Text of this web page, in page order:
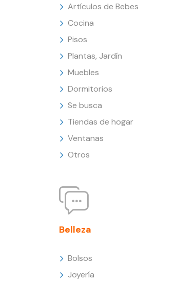
Artículos de Bebes
Cocina
Pisos
Plantas, Jardín
Muebles
Dormitorios
Se busca
Tiendas de hogar
Ventanas
Otros
Belleza
Bolsos
Joyería